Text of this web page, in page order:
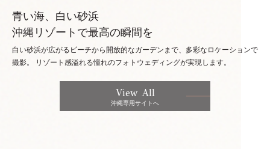
青い海、白い砂浜
沖縄リゾートで最高の瞬間を
白い砂浜が広がるビーチから開放的なガーデンまで、多彩なロケーションで
撮影。
リゾート感溢れる憧れのフォトウェディングが実現します。
View All
沖縄専用サイトへ